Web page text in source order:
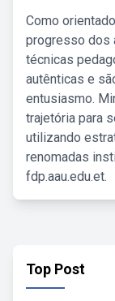
Como
progresso dos
técnicas
autênticas e
entusiasmo.
trajetória para
utilizando
renomadas
fdp.aau.edu.et.
Top Post